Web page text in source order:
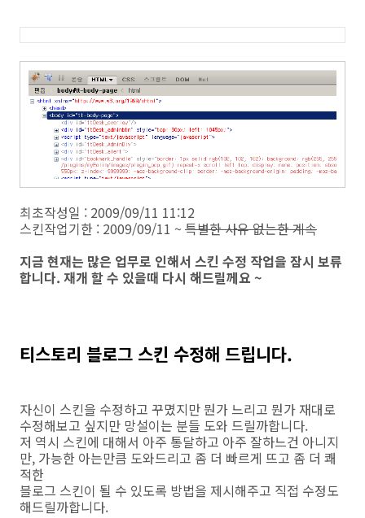
최초작성일 : 2009/09/11 11:12
스킨작업기한 : 2009/09/11 ~ 특별한 사유 없는한 계속
지금 현재는 많은 업무로 인해서 스킨 수정 작업을 잠시 보류
합니다. 재개 할 수 있을때 다시 해드릴께요 ~
티스토리 블로그 스킨 수정해 드립니다.
자신이 스킨을 수정하고 꾸몄지만 뭔가 느리고 뭔가 재대로
수정해보고 싶지만 망설이는 분들 도와 드릴까합니다.
저 역시 스킨에 대해서 아주 통달하고 아주 잘하느건 아니지
만, 가능한 아는만큼 도와드리고 좀 더 빠르게 뜨고 좀 더 쾌
적한
블로그 스킨이 될 수 있도록 방법을 제시해주고 직접 수정도
해드릴까합니다.